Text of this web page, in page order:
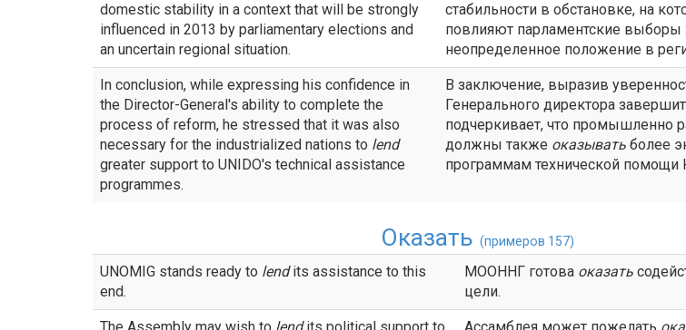
domestic stability in a context that will be strongly
influenced in 2013 by parliamentary elections and
an uncertain regional situation.
стабильности в обстановке, на
повлияют парламентские выборы
неопределенное положение в
In conclusion, while expressing his confidence in
the Director-General's ability to complete the
process of reform, he stressed that it was also
necessary for the industrialized nations to lend
greater support to UNIDO's technical assistance
programmes.
В заключение, выразив
Генерального директора
подчеркивает, что промышленно
должны также оказывать более
программам технической
Оказать(примеров 157)
UNOMIG stands ready to lendits assistance to this
end.
МООННГ готова оказать
цели.